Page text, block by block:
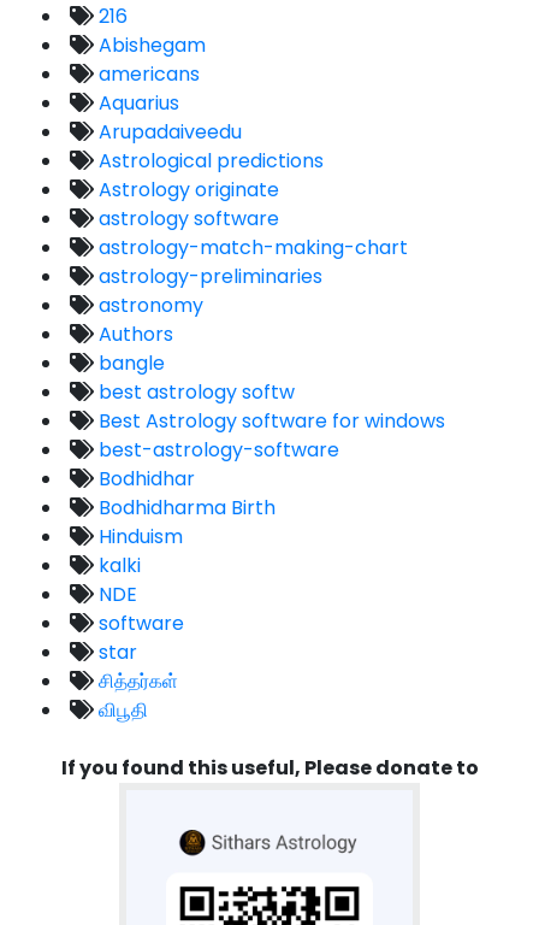
216
Abishegam
americans
Aquarius
Arupadaiveedu
Astrological predictions
Astrology originate
astrology software
astrology-match-making-chart
astrology-preliminaries
astronomy
Authors
bangle
best astrology softw
Best Astrology software for windows
best-astrology-software
Bodhidhar
Bodhidharma Birth
Hinduism
kalki
NDE
software
star
சித்தர்கள்
விபூதி
If you found this useful, Please donate to